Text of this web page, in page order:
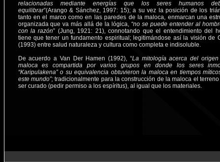
relacionadas mediante energías que los seres humanos
equilibrar”(Arango & Sánchez, 1997: 15); a su vez la posición de los
tanto en el marco como en las paredes de la maloca, enmarcan una
organizada que va más allá de la lógica, “no se puede entender al
con la razón” (Jung, 1921: 21), connotando que el entendimiento del
tiene que tener un fundamento espiritual; legitimándose así la visión de
(1993) entre salud naturaleza y cultura como completa e indisoluble.
De acuerdo a Van Der Hamen (1992), “La mitología acerca del
maloca es compartida por varios grupos en donde los seres
“Karipulakena” o su equivalencia obtuvieron la maloca en tiempos
este mundo”;tradicionalmente para la construcción de la maloca el
ser curado (pedir permiso a los espíritus), al igual que los materiales.